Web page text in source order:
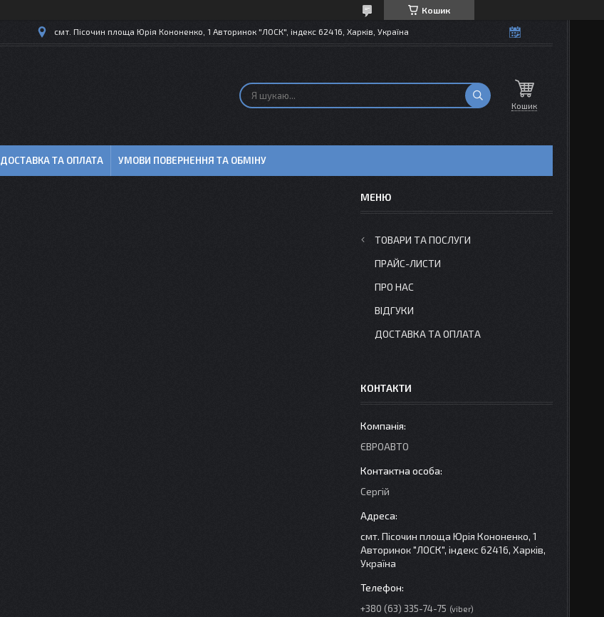
Кошик
смт. Пісочин площа Юрія Кононенко, 1 Авторинок "ЛОСК", індекс 62416, Харків, Україна
Кошик
ДОСТАВКА ТА ОПЛАТА УМОВИ ПОВЕРНЕННЯ ТА ОБМІНУ
ТОВАРИ ТА ПОСЛУГИ
ПРАЙС-ЛИСТИ
ПРО НАС
ВІДГУКИ
ДОСТАВКА ТА ОПЛАТА
КОНТАКТИ
ЄВРОАВТО
Сергій
смт. Пісочин площа Юрія Кононенко, 1
Авторинок "ЛОСК", індекс 62416, Харків,
Україна
+380 (63) 335-74-75 viber